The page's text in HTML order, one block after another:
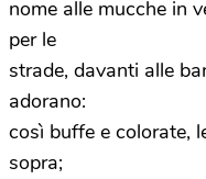
nome alle mucche in
per le
strade, davanti alle
adorano:
così buffe e colorate,
sopra;